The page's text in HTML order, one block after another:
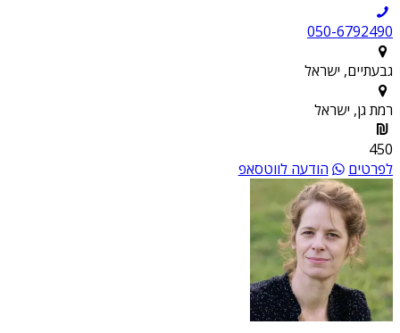
050-6792490
גבעתיים, ישראל
רמת גן, ישראל
450
לפרטים
הודעה לווטסאפ